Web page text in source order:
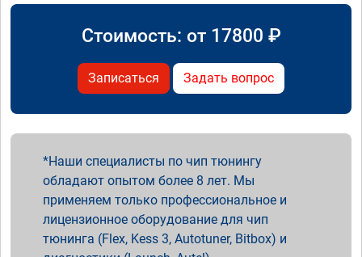
Стоимость: от 17800 ₽
Записаться Задать вопрос
Наши специалисты по чип тюнингу
обладают опытом более 8 лет. Мы
применяем только профессиональное и
лицензионное оборудование для чип
тюнинга (Flex, Kess 3, Autotuner, Bitbox) и